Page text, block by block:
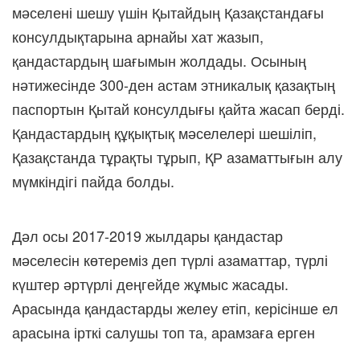
мәселені шешу үшін Қытайдың Қазақстандағы
консулдықтарына арнайы хат жазып,
қандастардың шағымын жолдады. Осының
нәтижесінде 300-ден астам этникалық қазақтың
паспортын Қытай консулдығы қайта жасап берді.
Қандастардың құқықтық мәселелері шешіліп,
Қазақстанда тұрақты тұрып, ҚР азаматтығын алу
мүмкіндігі пайда болды.
Дәл осы 2017-2019 жылдары қандастар
мәселесін көтереміз деп түрлі азаматтар, түрлі
күштер әртүрлі деңгейде жұмыс жасады.
Арасында қандастарды желеу етіп, керісінше ел
арасына ірткі салушы топ та, арамзаға ерген